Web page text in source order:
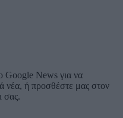
Google News για να
νέα, ή προσθέστε μας στον
σας.